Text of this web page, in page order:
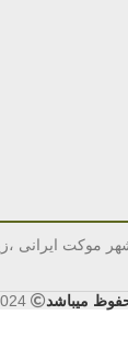
موکت ایرانی
میباشد 2024